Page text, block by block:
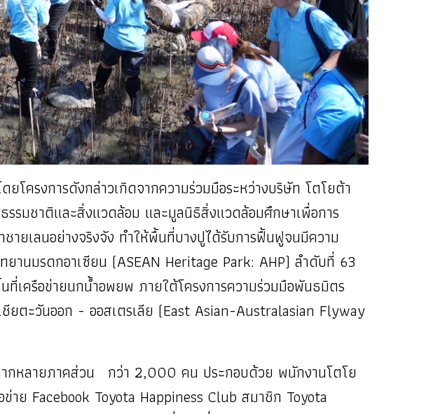
ครงการดังกล่าวเกิดจากความร่วมมือระหว่างบริษัท โตโยต้า
รมชาติและสิ่งแวดล้อม และมูลนิธิสิ่งแวดล้อมศึกษาเพื่อการ
ยเลนอย่างจริงจัง ทำให้พื้นที่บางปูได้รับการฟื้นฟูจนมีความ
านมรดกอาเซียน (ASEAN Heritage Park: AHP) ลำดับที่ 63
ที่เครือข่ายนกน้ำอพยพ ภายใต้โครงการความร่วมมือพันธมิตร
ยตะวันออก - ออสเตรเลีย (East Asian-Australasian Flyway
กหลายภาคส่วน กว่า 2,000 คน ประกอบด้วย พนักงานโตโย
ย Facebook Toyota Happiness Club สมาชิก Toyota